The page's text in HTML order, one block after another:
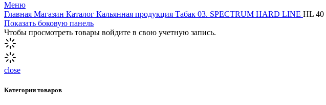
Меню
Главная Магазин Каталог Кальянная продукция Табак 03. SPECTRUM HARD LINE HL 40
Показать боковую панель
Чтобы просмотреть товары войдите в свою учетную запись.
close
Категории товаров